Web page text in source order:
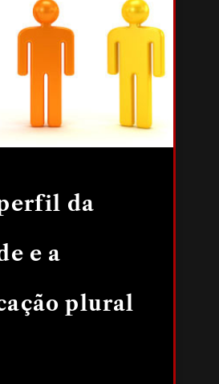
da
e a
plural